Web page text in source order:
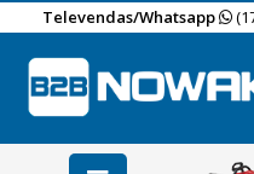
Televendas/Whatsapp